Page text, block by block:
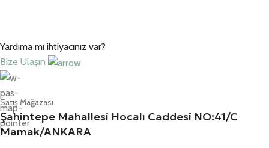
Yardıma mı ihtiyacınız var?
Bize Ulaşın
Satış Mağazası
Şahintepe Mahallesi Hocalı Caddesi NO:41/C
Mamak/ANKARA